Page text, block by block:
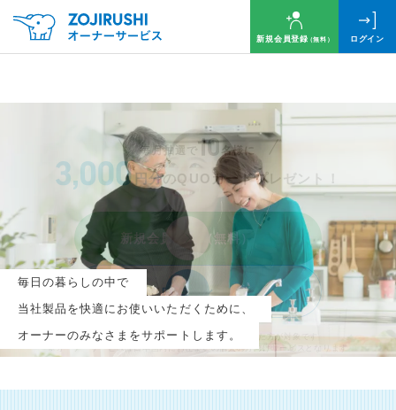
新規会員登録（無料） ログイン
毎日の暮らしの中で
当社製品を快適にお使いいただくために、
オーナーのみなさまをサポートします。
毎月抽選で 名様に
円分のQUOカードプレゼント！
新規会員登録（無料）
ログイン
※新規会員登録または追加製品登録をいただいた方が対象です
※オーナーサービスは日本国内にお住まいの個人の方向けサービスとなります